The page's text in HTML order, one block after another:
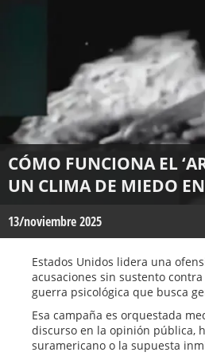
CÓMO FUNCIONA EL
UN CLIMA DE MIEDO
13/noviembre 2025
Estados Unidos lidera una
acusaciones sin sustento
guerra psicológica que busca
Esa campaña es orquestada
discurso en la opinión pública,
suramericano o la supuesta